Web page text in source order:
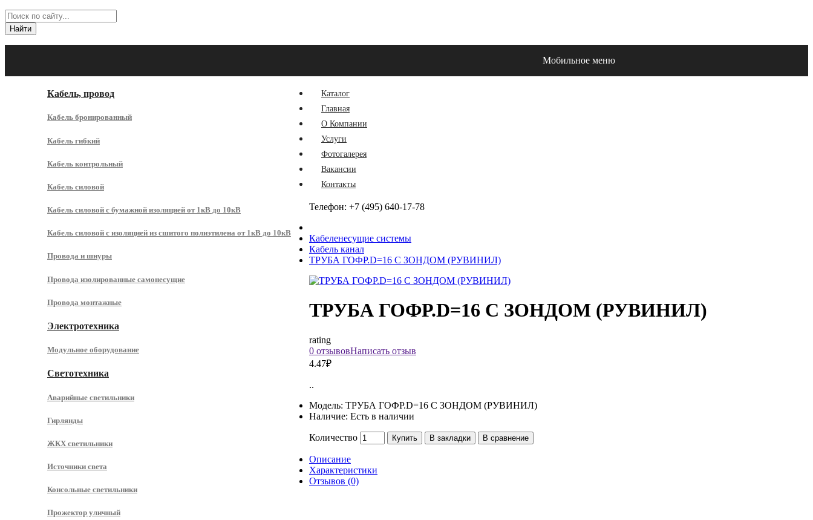
Найти
Кабель, провод
Кабель бронированный
Кабель гибкий
Кабель контрольный
Кабель силовой
Кабель силовой с бумажной изоляцией от 1кВ до 10кВ
Кабель силовой с изоляцией из сшитого полиэтилена от 1кВ до 10кВ
Провода и шнуры
Провода изолированные самонесущие
Провода монтажные
Электротехника
Модульное оборудование
Светотехника
Аварийные светильники
Гирлянды
ЖКХ светильники
Источники света
Консольные светильники
Прожектор уличный
Мобильное меню
Каталог
Главная
О Компании
Услуги
Фотогалерея
Вакансии
Контакты
Телефон: +7 (495) 640-17-78
Кабеленесущие системы
Кабель канал
ТРУБА ГОФР.D=16 С ЗОНДОМ (РУВИНИЛ)
ТРУБА ГОФР.D=16 С ЗОНДОМ (РУВИНИЛ)
rating
0 отзывовНаписать отзыв
4.47₽
..
Модель: ТРУБА ГОФР.D=16 С ЗОНДОМ (РУВИНИЛ)
Наличие: Есть в наличии
Количество Купить В закладки В сравнение
Описание
Характеристики
Отзывов (0)